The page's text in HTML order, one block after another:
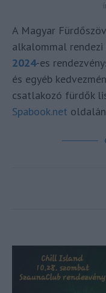
A Magyar
alkalommal rendezi
2024-es
és egyéb
csatlakozó fürdők
Spabook.net